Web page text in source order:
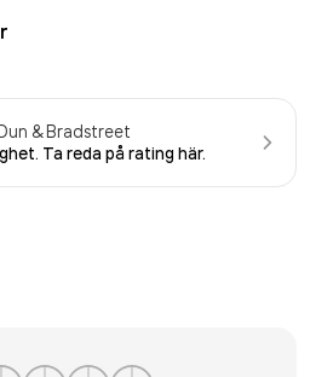
& Bradstreet
Ta reda på rating här.